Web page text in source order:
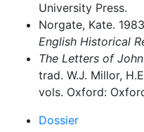
University Press.
Norgate, Kate.
English Historical
The Letters of
trad. W.J. Millor,
vols. Oxford:
Dossier